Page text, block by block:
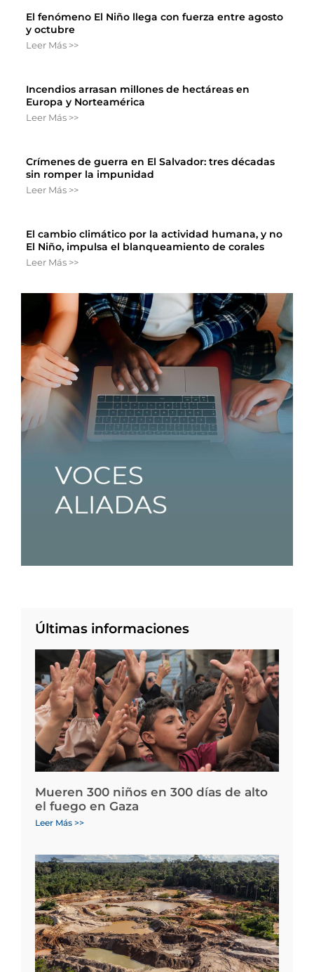
El fenómeno El Niño llega con fuerza entre agosto
y octubre
Leer Más >>
Incendios arrasan millones de hectáreas en
Europa y Norteamérica
Leer Más >>
Crímenes de guerra en El Salvador: tres décadas
sin romper la impunidad
Leer Más >>
El cambio climático por la actividad humana, y no
El Niño, impulsa el blanqueamiento de corales
Leer Más >>
Últimas informaciones
Mueren 300 niños en 300 días de alto
el fuego en Gaza
Leer Más >>